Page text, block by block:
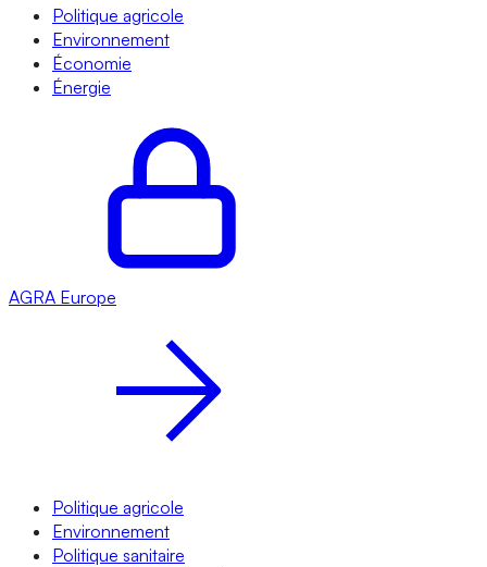
Politique agricole
Environnement
Économie
Énergie
AGRA Europe
Politique agricole
Environnement
Politique sanitaire